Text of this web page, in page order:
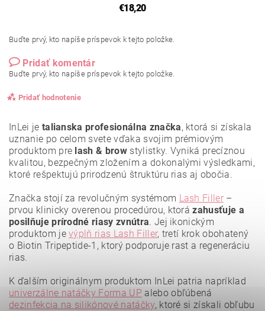
€18,20
Buďte prvý, kto napíše príspevok k tejto položke.
Pridať komentár
Buďte prvý, kto napíše príspevok k tejto položke.
Pridať hodnotenie
Vložením hodnotenie súhlasíte spodmienkami ochrany
osobných údajov.
InLei je talianska profesionálna značka, ktorá si získala
uznanie po celom svete vďaka svojim prémiovým
produktom pre lash & brow stylistky. Vyniká precíznou
kvalitou, bezpečným zložením a dokonalými výsledkami,
ktoré rešpektujú prirodzenú štruktúru rias aj obočia.
Značka stojí za revolučným systémom Lash Filler –
prvou klinicky overenou procedúrou, ktorázahusťuje a
posilňuje prírodné riasy zvnútra. Jej ikonickým
produktom jevýplň rias Lash Filler, tretí krok obohatený
o Biotin Tripeptide-1, ktorý podporuje rast a regeneráciu
rias.
K ďalším originálnym produktom InLei patria napríklad
univerzálne natáčky Forma UP alebo obľúbená
dezinfekcia na silikónové natáčky, ktoré si získali obľubu